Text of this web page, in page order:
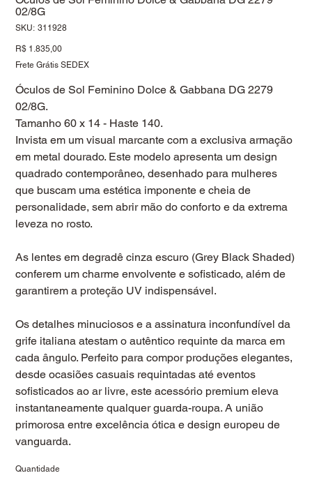
02/8G
SKU: SKU
311928
Preço
R$ 1.835,00
Frete Grátis SEDEX
Óculos de Sol Feminino Dolce & Gabbana DG 2279
02/8G.
Tamanho 60 x 14 - Haste 140.
Invista em um visual marcante com a exclusiva armação
em metal dourado. Este modelo apresenta um design
quadrado contemporâneo, desenhado para mulheres
que buscam uma estética imponente e cheia de
personalidade, sem abrir mão do conforto e da extrema
leveza no rosto.
As lentes em degradê cinza escuro (Grey Black Shaded)
conferem um charme envolvente e sofisticado, além de
garantirem a proteção UV indispensável.
Os detalhes minuciosos e a assinatura inconfundível da
grife italiana atestam o autêntico requinte da marca em
cada ângulo. Perfeito para compor produções elegantes,
desde ocasiões casuais requintadas até eventos
sofisticados ao ar livre, este acessório premium eleva
instantaneamente qualquer guarda-roupa. A união
primorosa entre excelência ótica e design europeu de
vanguarda.
Quantidade